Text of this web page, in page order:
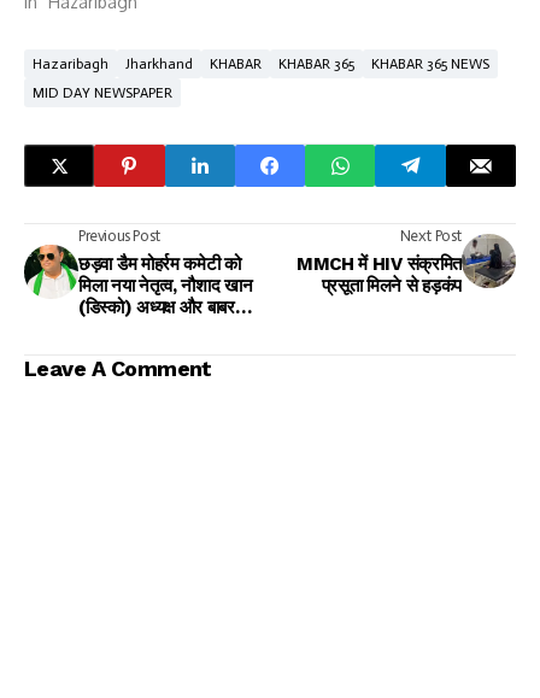
Hazaribagh Jharkhand KHABAR KHABAR 365
KHABAR 365 NEWS
MID DAY NEWSPAPER
Previous Post
छड़वा डैम मोहर्रम कमेटी को
मिला नया नेतृत्व, नौशाद खान
(डिस्को) अध्यक्ष और बाबर
Next Post
MMCH में HIV संक्रमित
प्रसूता मिलने से हड़कंप
Leave A Comment